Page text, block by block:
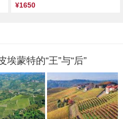
¥1650
蒙特的“王”与“后”